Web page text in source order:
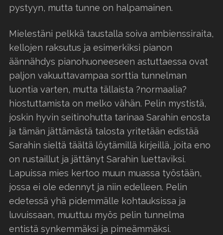
pystyyn, mutta tunne on halpamainen.
Mielestäni pelkkä taustalla soiva ambienssiraita,
kellojen raksutus ja esimerkiksi pianon
äännähdys pianohuoneeseen astuttaessa ovat
paljon vakuuttavampaa sorttia tunnelman
luontia varten, mutta tällaista ?normaalia?
hiostuttamista on melko vähän. Pelin mystistä,
joskin hyvin seitinohutta tarinaa Sarahin enosta
ja tämän jättämästä talosta yritetään edistää
Sarahin sieltä täältä löytämillä kirjeillä, joita eno
on rustaillut ja jättänyt Sarahin luettaviksi.
Lapuissa mies kertoo muun muassa työstään,
jossa ei ole edennyt ja niin edelleen. Pelin
edetessä yhä pidemmälle kohtauksissa ja
luvuissaan, muuttuu myös pelin tunnelma
entistä synkemmäksi ja pimeämmäksi.